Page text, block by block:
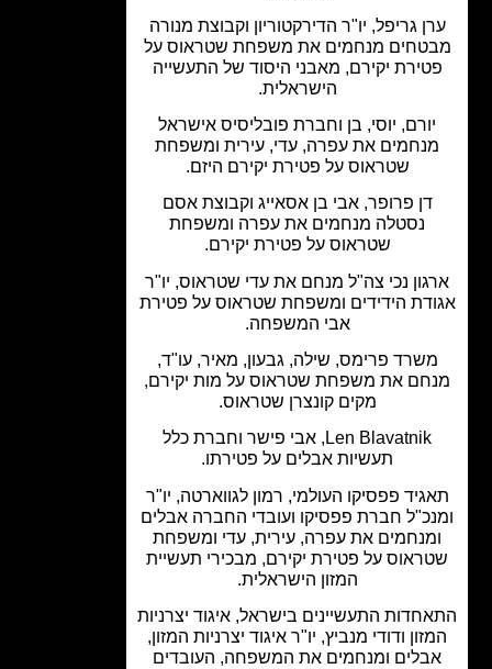
גריפל, יו"ר הדירקטוריון וקבוצת מנורה
מנחמים את משפחת שטראוס על
יקירם, מאבני היסוד של התעשייה
הישראלית.
יוסי, בן וחברת פובליסיס אישראל
את עפרה, עדי, עירית ומשפחת
שטראוס על פטירת יקירם היזם.
דן פרופר, אבי בן אסאייג וקבוצת אסם
נסטלה מנחמים את עפרה ומשפחת
שטראוס על פטירת יקירם.
נכי צה"ל מנחם את עדי שטראוס, יו"ר
הידידים ומשפחת שטראוס על פטירת
אבי המשפחה.
פרימס, שילה, גבעון, מאיר, עו"ד,
את משפחת שטראוס על מות יקירם,
מקים קונצרן שטראוס.
Len Blavatnik, אבי פישר וחברת כלל
תעשיות אבלים על פטירתו.
פפסיקו העולמי, רמון לגווארטה, יו"ר
חברת פפסיקו ועובדי החברה אבלים
את עפרה, עירית, עדי ומשפחת
על פטירת יקירם, מבכירי תעשיית
המזון הישראלית.
התעשיינים בישראל, איגוד יצרניות
ודודי מנביץ, יו"ר איגוד יצרניות המזון,
ומנחמים את המשפחה, העובדים